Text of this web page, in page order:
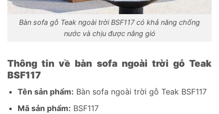
Bàn sofa gỗ Teak ngoài trời BSF117 có khả năng chống
nước và chịu được nắng gió
Thông tin về bàn sofa ngoài trời gỗ Teak
BSF117
Tên sản phẩm: Bàn sofa ngoài trời gỗ Teak BSF117
Mã sản phẩm: BSF117